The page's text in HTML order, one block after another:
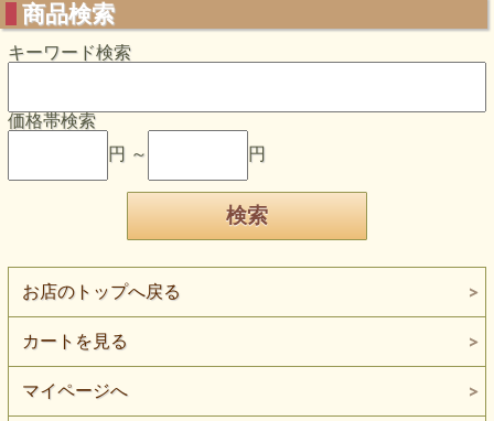
商品検索
キーワード検索
価格帯検索
円 ～
円
お店のトップへ戻る
カートを見る
マイページへ